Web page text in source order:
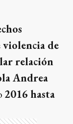
de
relación
Andrea
2016 hasta